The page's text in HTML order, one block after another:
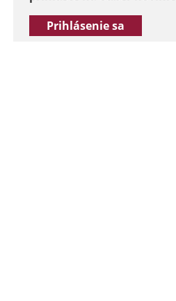
Prihlásenie sa